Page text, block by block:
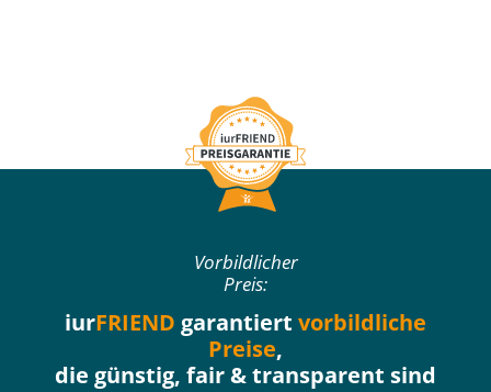
Vorbildlicher
Preis:
iurFRIEND garantiert vorbildliche
Preise,
die günstig, fair & transparent sind